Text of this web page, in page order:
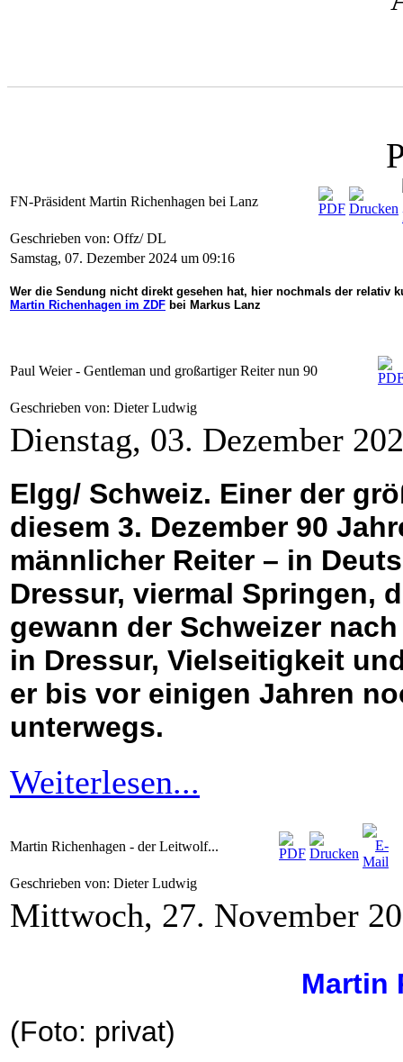
FN-Präsident Martin Richenhagen bei Lanz
Geschrieben von: Offz/ DL
Samstag, 07. Dezember 2024 um 09:16
Wer die Sendung nicht direkt gesehen hat, hier nochmals der relativ
Martin Richenhagen im ZDF bei Markus Lanz
Paul Weier - Gentleman und großartiger Reiter nun 90
Geschrieben von: Dieter Ludwig
Dienstag, 03. Dezember
Elgg/ Schweiz. Einer der
diesem 3. Dezember 90
männlicher Reiter – in
Dressur, viermal Springen,
gewann der Schweizer
in Dressur, Vielseitigkeit
er bis vor einigen Jahren
unterwegs.
Weiterlesen...
Martin Richenhagen - der Leitwolf...
Geschrieben von: Dieter Ludwig
Mittwoch, 27. November
Martin
(Foto: privat)